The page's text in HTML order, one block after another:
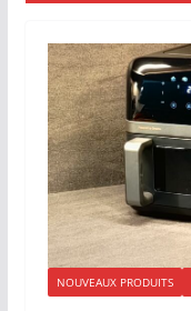
NOUVEAUX PRODUITS